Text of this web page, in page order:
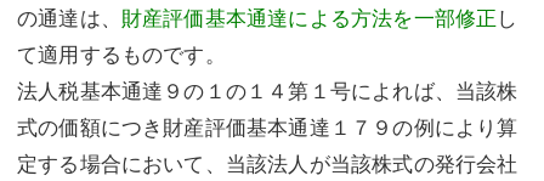
の通達は、 財産評価基本通達による方法を一部修正し
て適用するものです。
法人税基本通達９の１の１４第１号によれば、当該株
式の価額につき財産評価基本通達１７９の例により算
定する場合において、当該法人が当該株式の発行会社